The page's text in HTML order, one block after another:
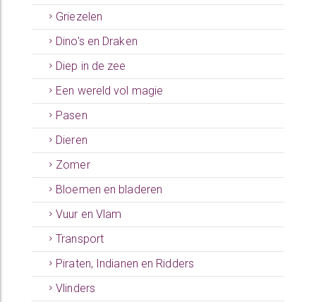
Griezelen
Dino's en Draken
Diep in de zee
Een wereld vol magie
Pasen
Dieren
Zomer
Bloemen en bladeren
Vuur en Vlam
Transport
Piraten, Indianen en Ridders
Vlinders